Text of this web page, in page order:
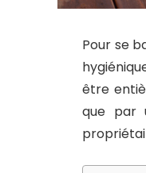
Pour se
être
que par